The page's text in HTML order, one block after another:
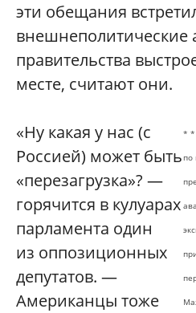
эти обещания
внешнеполитические
правительства
месте, считают они.
* *
по
«Ну какая у нас (с
Россией) может быть
«перезагрузка»? —
горячится в кулуарах
парламента один
из оппозиционных
депутатов. —
Американцы тоже